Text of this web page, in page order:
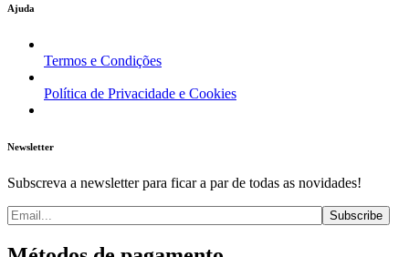
Ajuda
Termos e Condições
Política de Privacidade e Cookies
Newsletter
Subscreva a newsletter para ficar a par de todas as novidades!